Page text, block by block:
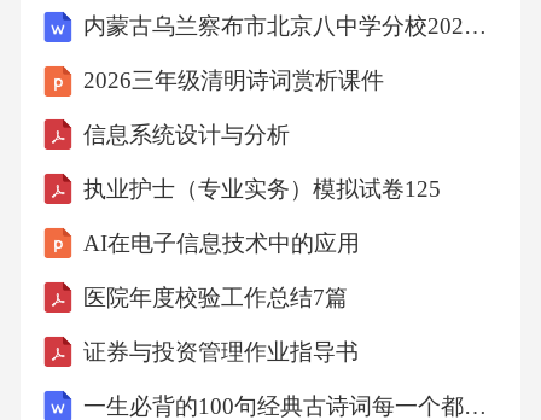
3、理论武装不放松。结合党史学习教育和党风
廉政建设宣教月
活动，开展党章和《中华人民共和国公职人员
政务处分法》等党
《中共中央关于加
强对“一把手”和领导班子监督的意见》、医疗行
内蒙古乌兰察布市北京八中学分校2027届八上物理期末调研模拟试题含解析
2026三年级清明诗词赏析课件
信息系统设计与分析
执业护士（专业实务）模拟试卷125
AI在电子信息技术中的应用
医院年度校验工作总结7篇
证券与投资管理作业指导书
一生必背的100句经典古诗词每一个都是千古名句